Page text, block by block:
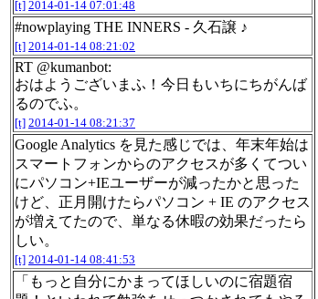
[t] 2014-01-14 07:01:48
#nowplaying THE INNERS - 久石譲 ♪
[t] 2014-01-14 08:21:02
RT @kumanbot:
おはようございまふ！今日もいちにちがんば
るのでふ。
[t] 2014-01-14 08:21:37
Google Analytics を見た感じでは、年末年始は
スマートフォンからのアクセスが多くてつい
にパソコン+IEユーザーが減ったかと思った
けど、正月開けたらパソコン + IE のアクセス
が増えてたので、単なる休暇の効果だったら
しい。
[t] 2014-01-14 08:41:53
「もっと自分にかまってほしいのに宿題宿